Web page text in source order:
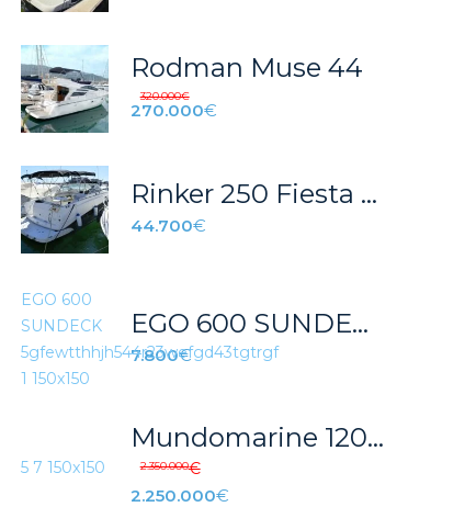
Rodman Muse 44
320.000€
270.000€
Rinker 250 Fiesta Vee
44.700€
EGO 600 SUNDECK HONDA BF115 VTEC 2018
7.800€
Mundomarine 120 (1995)
2.350.000€
2.250.000€